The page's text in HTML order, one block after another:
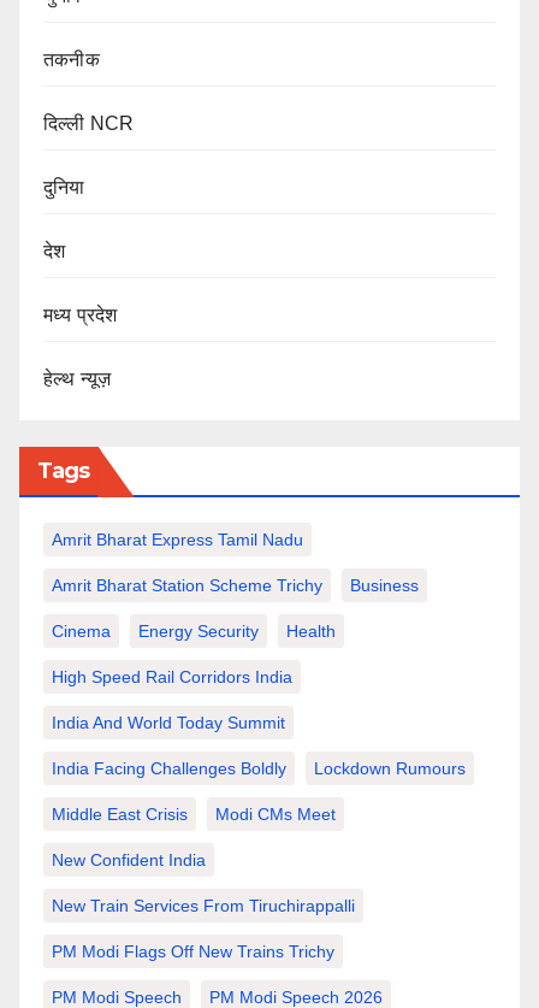
तकनीक
दिल्ली NCR
दुनिया
देश
मध्य प्रदेश
हेल्थ न्यूज़
Tags
Amrit Bharat Express Tamil Nadu
Amrit Bharat Station Scheme Trichy Business
Cinema Energy Security Health
High Speed Rail Corridors India
India And World Today Summit
India Facing Challenges Boldly Lockdown Rumours
Middle East Crisis Modi CMs Meet
New Confident India
New Train Services From Tiruchirappalli
PM Modi Flags Off New Trains Trichy
PM Modi Speech PM Modi Speech 2026